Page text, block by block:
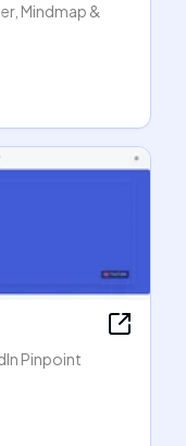
Mindmap &
Pinpoint